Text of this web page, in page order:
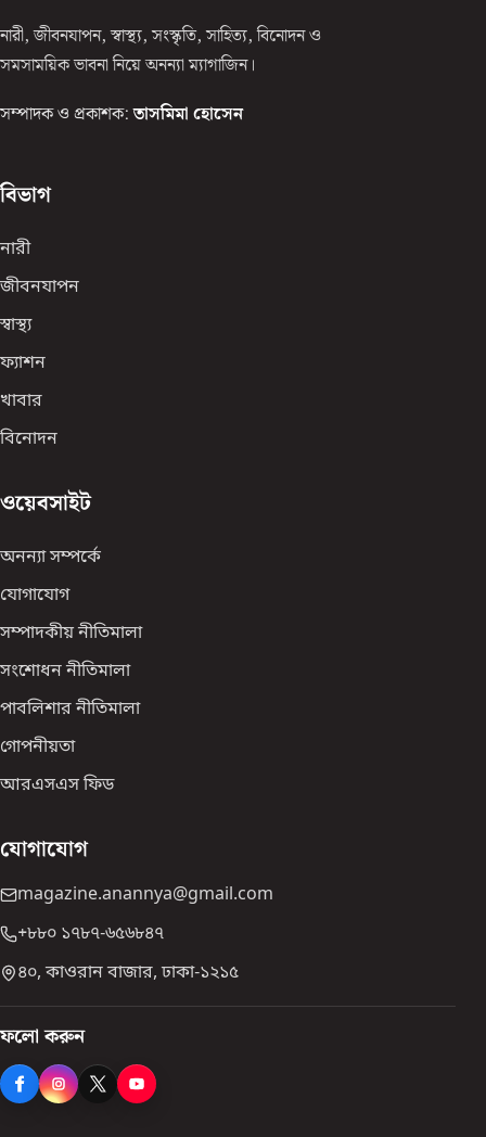
নারী, জীবনযাপন, স্বাস্থ্য, সংস্কৃতি, সাহিত্য, বিনোদন ও
সমসাময়িক ভাবনা নিয়ে অনন্যা ম্যাগাজিন।
সম্পাদক ও প্রকাশক: তাসমিমা হোসেন
বিভাগ
নারী
জীবনযাপন
স্বাস্থ্য
ফ্যাশন
খাবার
বিনোদন
ওয়েবসাইট
অনন্যা সম্পর্কে
যোগাযোগ
সম্পাদকীয় নীতিমালা
সংশোধন নীতিমালা
পাবলিশার নীতিমালা
গোপনীয়তা
আরএসএস ফিড
যোগাযোগ
magazine.anannya@gmail.com
+৮৮০ ১৭৮৭-৬৫৬৮৪৭
৪০, কাওরান বাজার, ঢাকা-১২১৫
ফলো করুন